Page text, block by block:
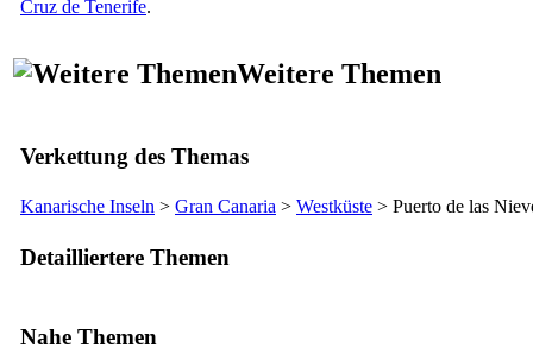
Cruz de Tenerife.
Weitere Themen
Verkettung des Themas
Kanarische Inseln > Gran Canaria > Westküste > Puerto de las
Detailliertere Themen
Nahe Themen